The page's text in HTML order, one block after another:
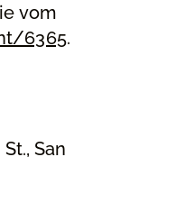
vom
6365.
San